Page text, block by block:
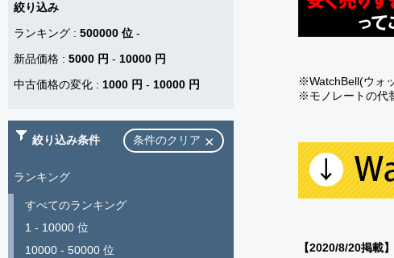
※WatchBell(ウォ
※モノレートの代
【2020/8/20掲載
絞り込み
ランキング : 500000 位 -
新品価格 : 5000 円 - 10000 円
中古価格の変化 : 1000 円 - 10000 円
絞り込み条件 条件のクリア
ランキング
すべてのランキング
1 - 10000 位
10000 - 50000 位